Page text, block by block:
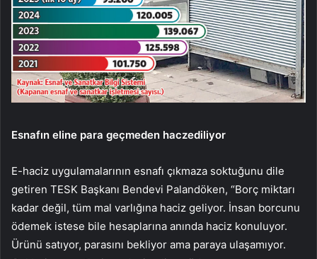
Esnafın eline para geçmeden haczediliyor
E-haciz uygulamalarının esnafı çıkmaza soktuğunu dile
getiren TESK Başkanı Bendevi Palandöken, “Borç miktarı
kadar değil, tüm mal varlığına haciz geliyor. İnsan borcunu
ödemek istese bile hesaplarına anında haciz konuluyor.
Ürünü satıyor, parasını bekliyor ama paraya ulaşamıyor.